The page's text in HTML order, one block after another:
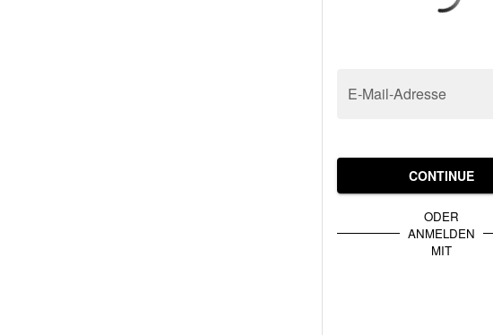
E-Mail-Adresse
CONTINUE
ODER
ANMELDEN
MIT